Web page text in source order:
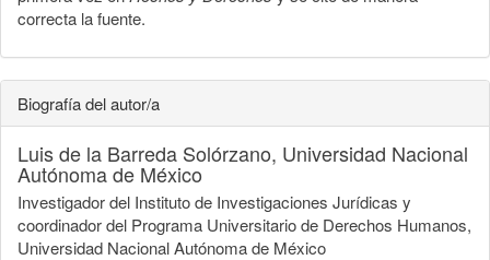
correcta la fuente.
Biografía del autor/a
Luis de la Barreda Solórzano, Universidad Nacional
Autónoma de México
Investigador del Instituto de Investigaciones Jurídicas y
coordinador del Programa Universitario de Derechos Humanos,
Universidad Nacional Autónoma de México